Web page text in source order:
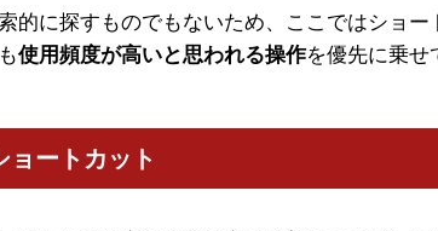
的に探すものでもないため、ここではショー
使用頻度が高いと思われる操作を優先に乗せ
ョートカット